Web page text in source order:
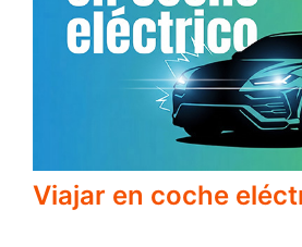
Viajar en coche